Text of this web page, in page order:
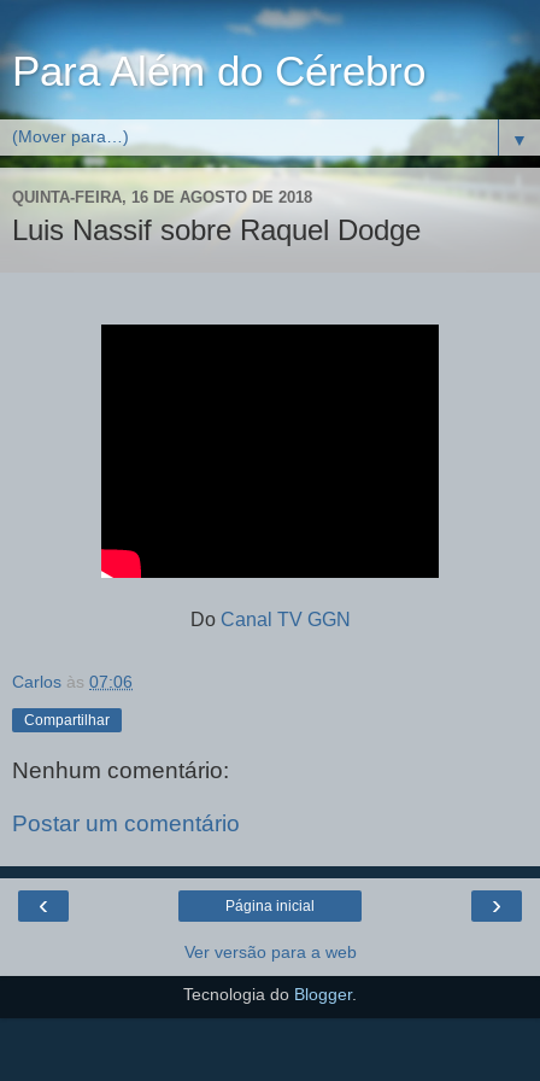
Para Além do Cérebro
▼
QUINTA-FEIRA, 16 DE AGOSTO DE 2018
Luis Nassif sobre Raquel Dodge
Do Canal TV GGN
Carlos às 07:06
Compartilhar
Nenhum comentário:
Postar um comentário
‹ ›
Página inicial
Ver versão para a web
Tecnologia do Blogger.